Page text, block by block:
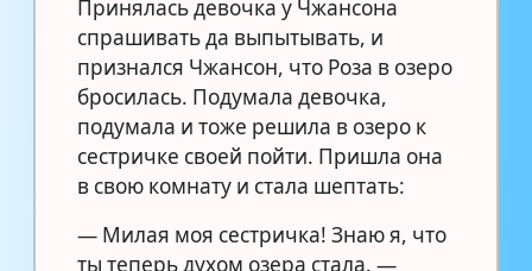
Принялась девочка у Чжансона
спрашивать да выпытывать, и
признался Чжансон, что Роза в озеро
бросилась. Подумала девочка,
подумала и тоже решила в озеро к
сестричке своей пойти. Пришла она
в свою комнату и стала шептать:
— Милая моя сестричка! Знаю я, что
ты теперь духом озера стала. —